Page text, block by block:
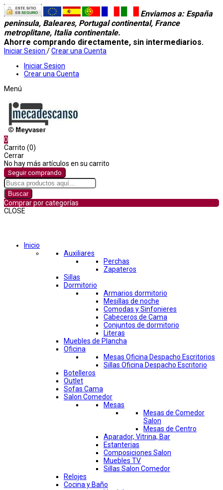
Enviamos a: España
peninsula, Baleares, Portugal continental, France
metroplitane, Italia continentale.
Ahorre comprando directamente, sin intermediarios.
Iniciar Sesion /Crear una Cuenta
Iniciar Sesion
Crear una Cuenta
Menú
0
Carrito (0)
Cerrar
No hay más artículos en su carrito
Seguir comprando
Buscar
Comprar por categorías
CLOSE
Inicio
Auxiliares
Perchas
Zapateros
Sillas
Dormitorio
Armarios dormitorio
Mesillas de noche
Comodas y Sinfonieres
Cabeceros de Cama
Conjuntos de dormitorio
Literas
Muebles de Plancha
Oficina
Mesas Oficina Despacho Escritorios
Sillas Oficina Despacho Escritorio
Botelleros
Outlet
Sofas Cama
Salon Comedor
Mesas
Mesas de Comedor
Salon
Mesas de Centro
Aparador, Vitrina, Bar
Estanterias
Composiciones Salon
Muebles TV
Sillas Salon Comedor
Relojes
Cocina y Baño